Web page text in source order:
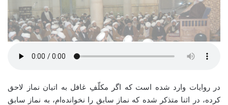
در روایات وارد شده است که اگر مکلّفِ غافل به اتیان نماز لاحق
کرده، در اثنا متذکر شده که نماز سابق را نخوانده‌ام، به نماز سابق